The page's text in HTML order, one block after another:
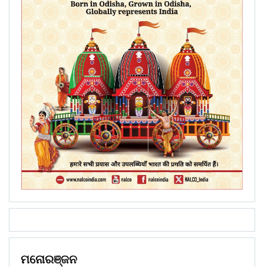
ମନୋରଞ୍ଜନ